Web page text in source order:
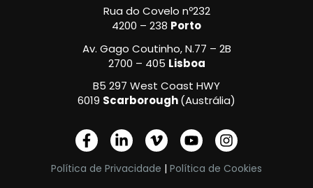
Rua do Covelo nº232
4200 – 238 Porto
Av. Gago Coutinho, N.77 – 2B
2700 – 405 Lisboa
B5 297 West Coast HWY
6019 Scarborough(Austrália)
F
a
c
e
L
i
n
k
V
i
m
e
Y
o
u
t
I
n
s
t
Política de Privacidade | Política de Cookies